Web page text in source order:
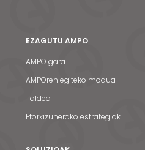
EZAGUTU AMPO
AMPO gara
AMPOren egiteko modua
Taldea
Etorkizunerako estrategiak